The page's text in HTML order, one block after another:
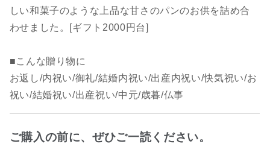
しい和菓子のような上品な甘さのパンのお供を詰め合
わせました。[ギフト2000円台]
■こんな贈り物に
お返し/内祝い/御礼/結婚内祝い/出産内祝い/快気祝い/お
祝い/結婚祝い/出産祝い/中元/歳暮/仏事
ご購入の前に、ぜひご一読ください。